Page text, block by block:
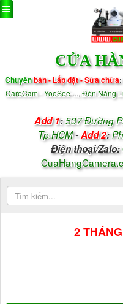
CỬA
Chuyênbán - Lắp đặt - Sửa chữa:
CareCam-YooSee-..., Đèn Năng
Add 1: 537 Đường
Tp.HCM-Add 2:
Điện thoại/Zalo:
2